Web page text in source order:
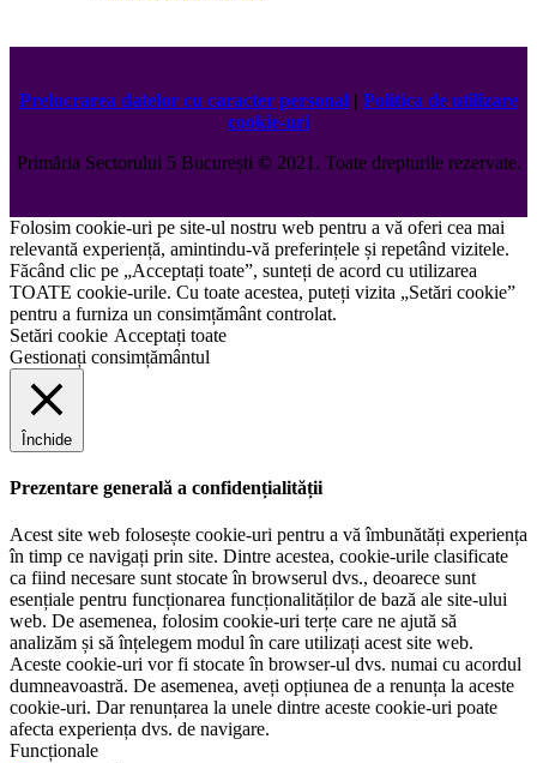
Prelucrarea datelor cu caracter personal | Politica de utilizare
cookie-uri
Primăria Sectorului 5 București ©️2021. Toate drepturile rezervate.
Folosim cookie-uri pe site-ul nostru web pentru a vă oferi cea mai
relevantă experiență, amintindu-vă preferințele și repetând vizitele.
Făcând clic pe „Acceptați toate”, sunteți de acord cu utilizarea
TOATE cookie-urile. Cu toate acestea, puteți vizita „Setări cookie”
pentru a furniza un consimțământ controlat.
Setări cookie Acceptați toate
Gestionați consimțământul
Închide
Prezentare generală a confidențialității
Acest site web folosește cookie-uri pentru a vă îmbunătăți experiența
în timp ce navigați prin site. Dintre acestea, cookie-urile clasificate
ca fiind necesare sunt stocate în browserul dvs., deoarece sunt
esențiale pentru funcționarea funcționalităților de bază ale site-ului
web. De asemenea, folosim cookie-uri terțe care ne ajută să
analizăm și să înțelegem modul în care utilizați acest site web.
Aceste cookie-uri vor fi stocate în browser-ul dvs. numai cu acordul
dumneavoastră. De asemenea, aveți opțiunea de a renunța la aceste
cookie-uri. Dar renunțarea la unele dintre aceste cookie-uri poate
afecta experiența dvs. de navigare.
Funcționale